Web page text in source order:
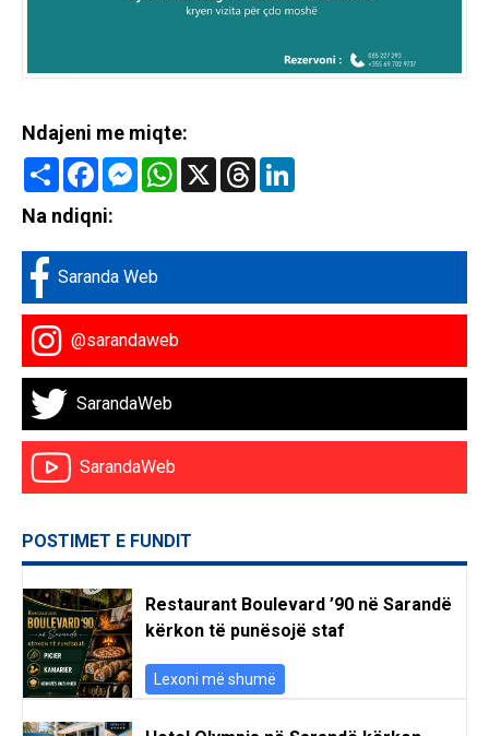
Ndajeni me miqte:
Share FacebookMessenger
WhatsApp
X Threads
Na ndiqni:
Saranda Web
@sarandaweb
SarandaWeb
SarandaWeb
POSTIMET E FUNDIT
Restaurant Boulevard ’90 në Sarandë
kërkon të punësojë staf
Lexoni më shumë